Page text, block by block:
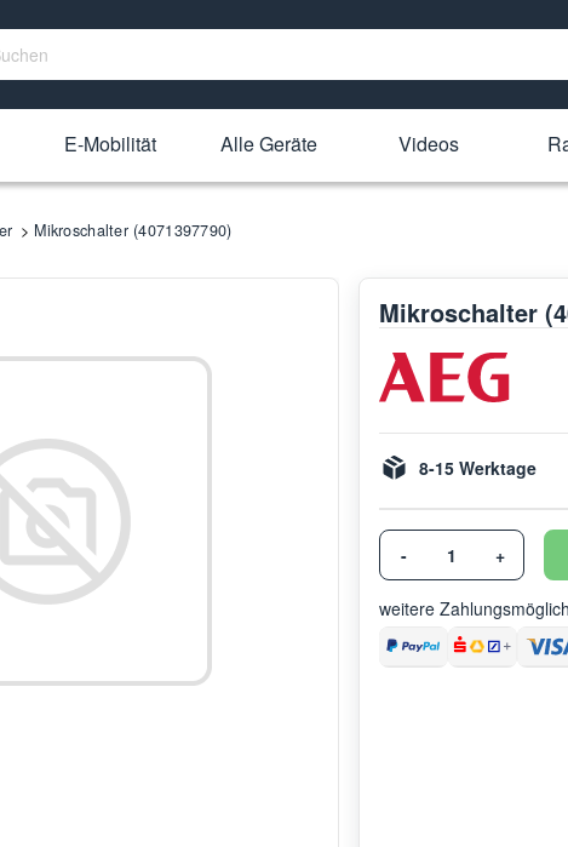
E-Mobilität Alle Geräte Videos
Mikroschalter (4071397790)
Mikroschalter
8-15 Werktage
- +
weitere